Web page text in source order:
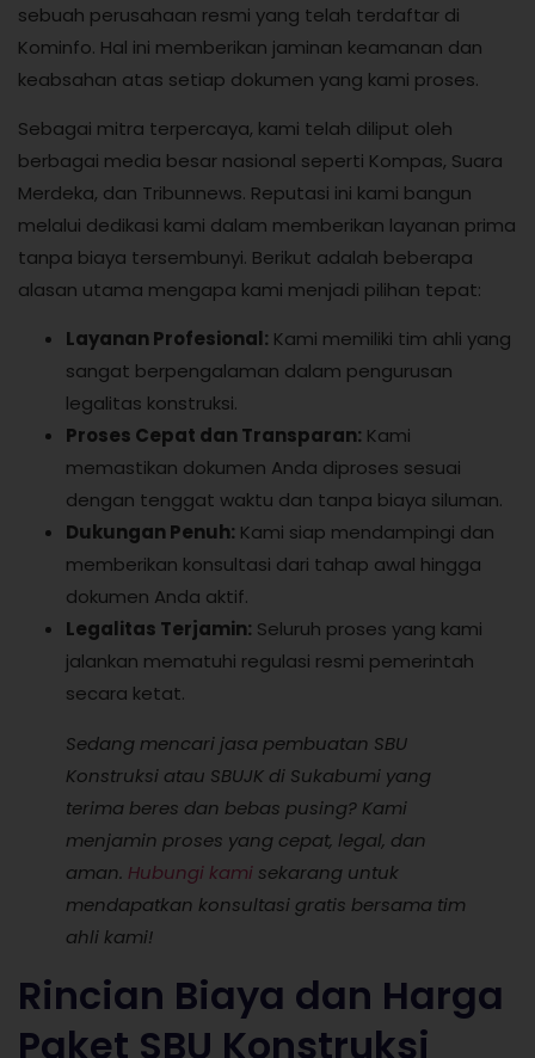
sebuah perusahaan resmi yang telah terdaftar di
Kominfo. Hal ini memberikan jaminan keamanan dan
keabsahan atas setiap dokumen yang kami proses.
Sebagai mitra terpercaya, kami telah diliput oleh
berbagai media besar nasional seperti Kompas, Suara
Merdeka, dan Tribunnews. Reputasi ini kami bangun
melalui dedikasi kami dalam memberikan layanan prima
tanpa biaya tersembunyi. Berikut adalah beberapa
alasan utama mengapa kami menjadi pilihan tepat:
Layanan Profesional: Kami memiliki tim ahli yang
sangat berpengalaman dalam pengurusan
legalitas konstruksi.
Proses Cepat dan Transparan: Kami
memastikan dokumen Anda diproses sesuai
dengan tenggat waktu dan tanpa biaya siluman.
Dukungan Penuh: Kami siap mendampingi dan
memberikan konsultasi dari tahap awal hingga
dokumen Anda aktif.
Legalitas Terjamin: Seluruh proses yang kami
jalankan mematuhi regulasi resmi pemerintah
secara ketat.
Sedang mencari jasa pembuatan SBU
Konstruksi atau SBUJK di Sukabumi yang
terima beres dan bebas pusing? Kami
menjamin proses yang cepat, legal, dan
aman. Hubungi kami sekarang untuk
mendapatkan konsultasi gratis bersama tim
ahli kami!
Rincian Biaya dan Harga
Paket SBU Konstruksi